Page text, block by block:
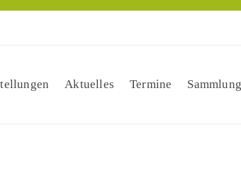
Aktuelles Termine Sammlung